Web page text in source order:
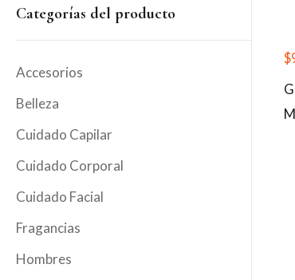
Categorías del producto
Accesorios
Belleza
Cuidado Capilar
Cuidado Corporal
Cuidado Facial
Fragancias
Hombres
$